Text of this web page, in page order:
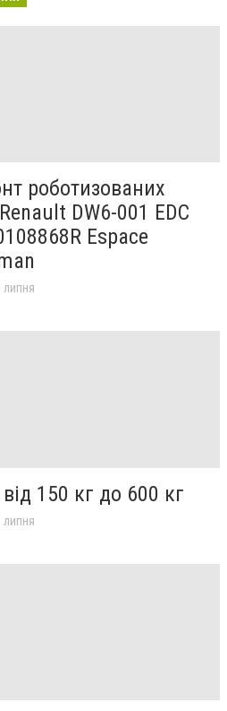
роботизованих
DW6-001 EDC
Espace
липня
150 кг до 600 кг
липня